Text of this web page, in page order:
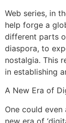
Web series, in
help forge a
different parts
diaspora, to
nostalgia. This
in establishing
A New Era of
One could
new era of